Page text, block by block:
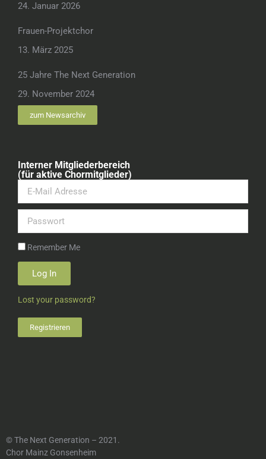
24. Januar 2026
Frauen-Projektchor
13. März 2025
25 Jahre The Next Generation
29. November 2024
zum Newsarchiv
Interner Mitgliederbereich
(für aktive Chormitglieder)
Remember Me
Log In
Lost your password?
Registrieren
© The Next Generation – 2021.
Chor Mainz Gonsenheim